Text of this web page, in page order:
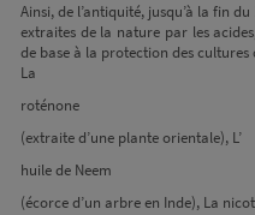
Ainsi, de l’antiquité, jusqu’à la fin
extraites de la nature par les
de base à la protection des cultures
La
roténone
(extraite d’une plante orientale), L’
huile de Neem
(écorce d’un arbre en Inde), La